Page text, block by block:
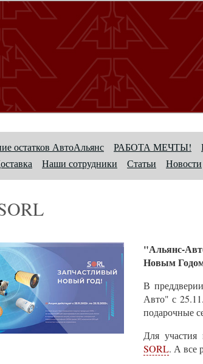
остатков АвтоАльянс РАБОТА МЕЧТЫ!
Наши сотрудники Статьи Новости
"Альянс-
Новым
В
Авто" с
подарочные
Для
SORL. А все